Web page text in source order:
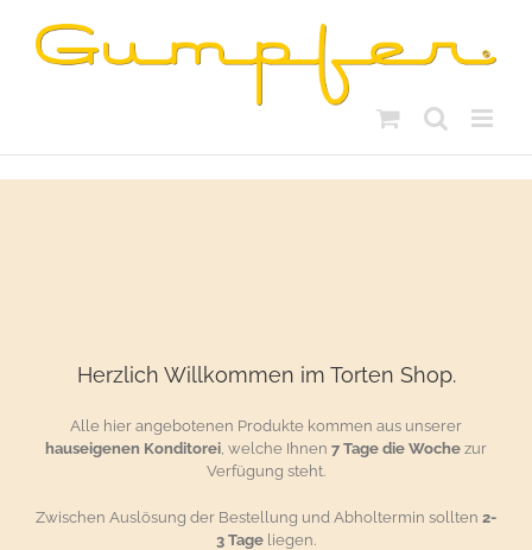
content
Herzlich Willkommen im Torten Shop.
Alle hier angebotenen Produkte kommen aus unserer
hauseigenen Konditorei , welche Ihnen 7 Tage die Woche zur
Verfügung steht.
Zwischen Auslösung der Bestellung und Abholtermin sollten 2-
3 Tage liegen.